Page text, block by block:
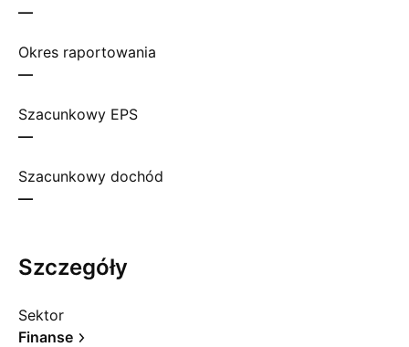
—
Okres raportowania
—
Szacunkowy EPS
—
Szacunkowy dochód
—
Szczegóły
Sektor
Finanse